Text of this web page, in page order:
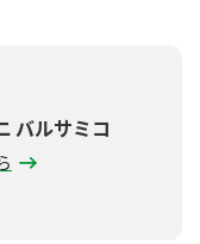
バルサミコ